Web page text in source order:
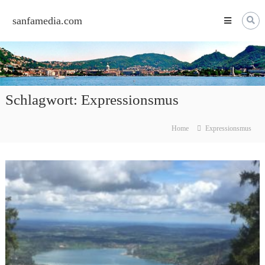
sanfamedia.com
Schlagwort: Expressionsmus
Home Expressionsmus